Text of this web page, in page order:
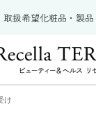
取扱希望化粧品・製品
け